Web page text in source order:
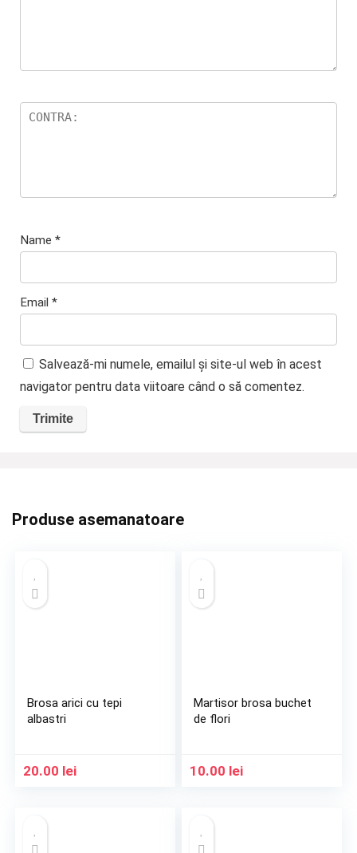
Name *
Email *
Salvează-mi numele, emailul și site-ul web în acest
navigator pentru data viitoare când o să comentez.
Produse asemanatoare
Brosa arici cu tepi
albastri
20.00 lei
Martisor brosa buchet
de flori
10.00 lei